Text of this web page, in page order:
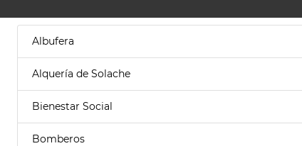
Albufera
Alquería de Solache
Bienestar Social
Bomberos